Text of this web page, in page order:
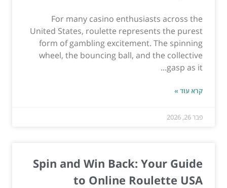
For many casino enthusiasts across the
United States, roulette represents the purest
form of gambling excitement. The spinning
wheel, the bouncing ball, and the collective
gasp as it...
קרא עוד »
פבר 26, 2026
Spin and Win Back: Your Guide
to Online Roulette USA